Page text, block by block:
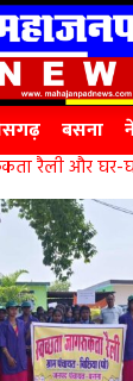
बसना
रैली और घर-